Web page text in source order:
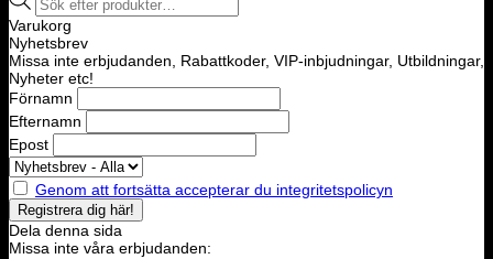
search
Varukorg
Nyhetsbrev
Missa inte erbjudanden, Rabattkoder, VIP-inbjudningar, Utbildningar,
Nyheter etc!
Förnamn
Efternamn
Epost
Genom att fortsätta accepterar du integritetspolicyn
Dela denna sida
Missa inte våra erbjudanden: